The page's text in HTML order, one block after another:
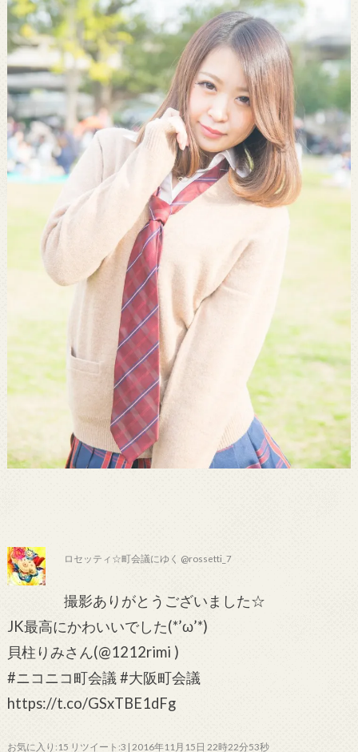
ロセッティ☆町会議にゆく @rossetti_7
撮影ありがとうございました☆
JK最高にかわいいでした(*’ω’*)
貝柱りみさん(@1212rimi )
#ニコニコ町会議 #大阪町会議
https://t.co/GSxTBE1dFg
お気に入り:15 リツイート:3 | 2016年11月15日 22時22分53秒